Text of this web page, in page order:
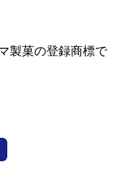
菓の登録商標で